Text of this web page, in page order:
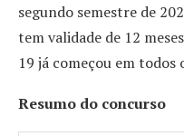
segundo semestre de
tem validade de 12
19 já começou em
Resumo do concurso